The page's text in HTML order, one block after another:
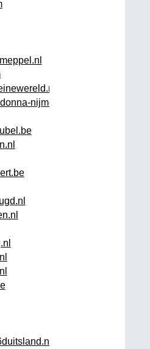
nijmegen.nl